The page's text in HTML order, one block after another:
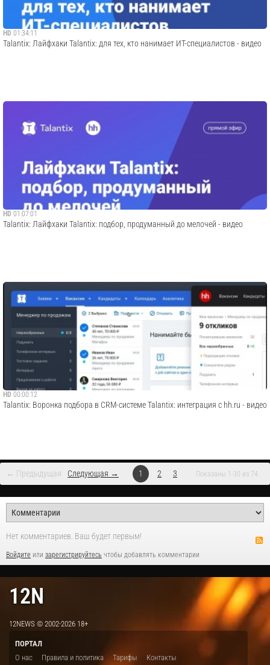
HD 01:34:11
Talantix: Лайфхаки Talantix: для тех, кто нанимает ИТ-специалистов - видео
HD 01:07:01
Talantix: Лайфхаки Talantix: подбор, продуманный до мелочей - видео
HD 00:00:12
Talantix: Воронка подбора в CRM-системе Talantix: интеграция с hh.ru - видео
← Предыдущая Следующая → 1 2 3 Показаны 1-30 из 74
Нет комментариев. Ваш будет первым!
Войдите или зарегистрируйтесь чтобы добавлять комментарии
12N
12NEWS © 2002-2026 18+
ПОРТАЛ
О нас
Правила и политика Тарифы Контакты